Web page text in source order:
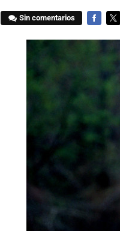
Sin comentarios